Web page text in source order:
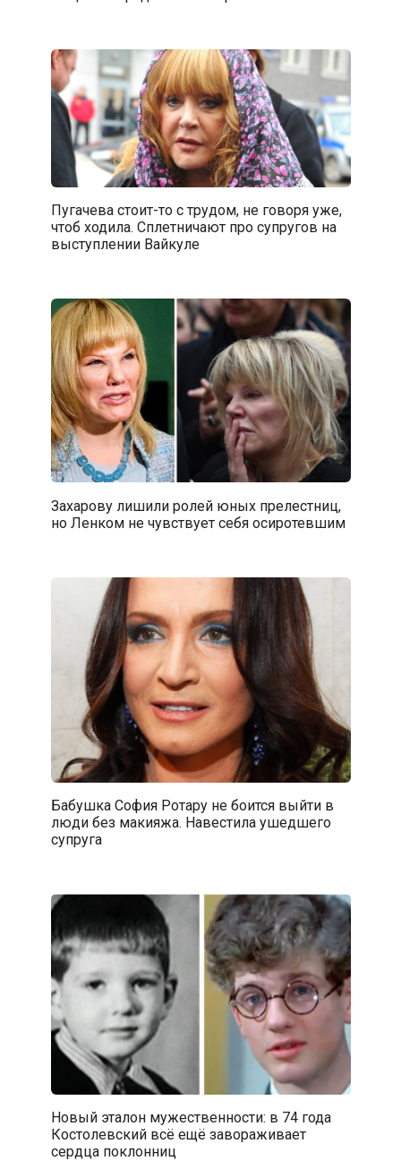
Пугачева стоит-то с трудом, не говоря уже,
чтоб ходила. Сплетничают про супругов на
выступлении Вайкуле
Захарову лишили ролей юных прелестниц,
но Ленком не чувствует себя осиротевшим
Бабушка София Ротару не боится выйти в
люди без макияжа. Навестила ушедшего
супруга
Новый эталон мужественности: в 74 года
Костолевский всё ещё завораживает
сердца поклонниц